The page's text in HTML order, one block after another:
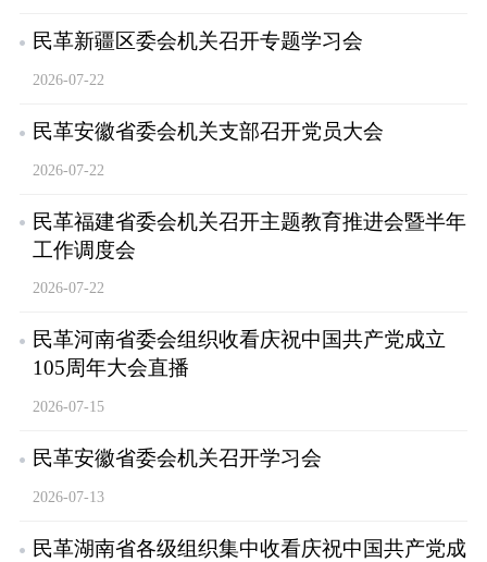
民革新疆区委会机关召开专题学习会
2026-07-22
民革安徽省委会机关支部召开党员大会
2026-07-22
民革福建省委会机关召开主题教育推进会暨半年
工作调度会
2026-07-22
民革河南省委会组织收看庆祝中国共产党成立
105周年大会直播
2026-07-15
民革安徽省委会机关召开学习会
2026-07-13
民革湖南省各级组织集中收看庆祝中国共产党成